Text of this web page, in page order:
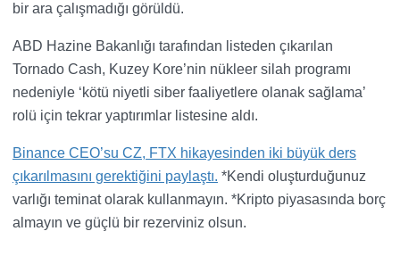
bir ara çalışmadığı görüldü.
ABD Hazine Bakanlığı tarafından listeden çıkarılan
Tornado Cash, Kuzey Kore’nin nükleer silah programı
nedeniyle ‘kötü niyetli siber faaliyetlere olanak sağlama’
rolü için tekrar yaptırımlar listesine aldı.
Binance CEO’su CZ, FTX hikayesinden iki büyük ders
çıkarılmasını gerektiğini paylaştı. *Kendi oluşturduğunuz
varlığı teminat olarak kullanmayın. *Kripto piyasasında borç
almayın ve güçlü bir rezerviniz olsun.